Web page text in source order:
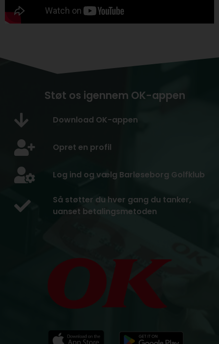
Støt os igennem OK-appen
Download OK-appen
Opret en profil
Log ind og vælg Barløseborg Golfklub
Så støtter du hver gang du tanker,
uanset betalingsmetoden